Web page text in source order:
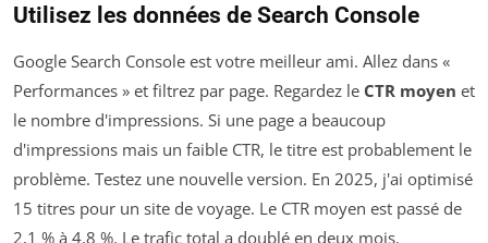
Utilisez les données de Search Console
Google Search Console est votre meilleur ami. Allez dans «
Performances » et filtrez par page. Regardez le CTR moyen et
le nombre d'impressions. Si une page a beaucoup
d'impressions mais un faible CTR, le titre est probablement le
problème. Testez une nouvelle version. En 2025, j'ai optimisé
15 titres pour un site de voyage. Le CTR moyen est passé de
2,1 % à 4,8 %. Le trafic total a doublé en deux mois.